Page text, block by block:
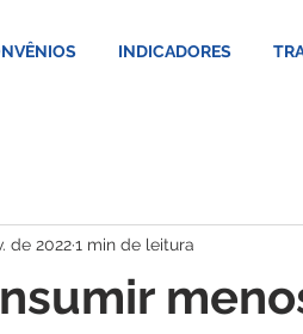
INDICADORES
de 20221 min de leitura